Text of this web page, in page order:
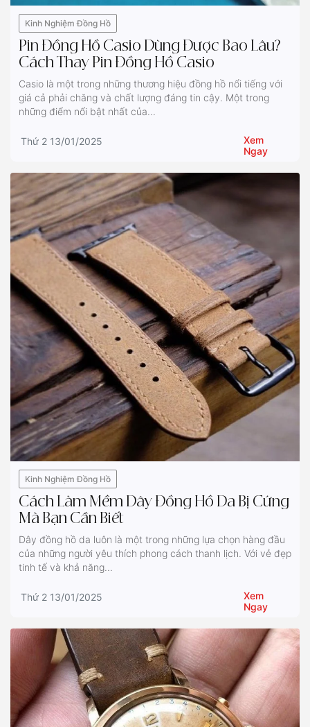
Kinh Nghiệm Đồng Hồ
Pin Đồng Hồ Casio Dùng Được Bao Lâu?
Cách Thay Pin Đồng Hồ Casio
Casio là một trong những thương hiệu đồng hồ nổi tiếng với
giá cả phải chăng và chất lượng đáng tin cậy. Một trong
những điểm nổi bật nhất của...
Thứ 2 13/01/2025
Xem
Ngay
Kinh Nghiệm Đồng Hồ
Cách Làm Mềm Dây Đồng Hồ Da Bị Cứng
Mà Bạn Cần Biết
Dây đồng hồ da luôn là một trong những lựa chọn hàng đầu
của những người yêu thích phong cách thanh lịch. Với vẻ đẹp
tinh tế và khả năng...
Thứ 2 13/01/2025
Xem
Ngay